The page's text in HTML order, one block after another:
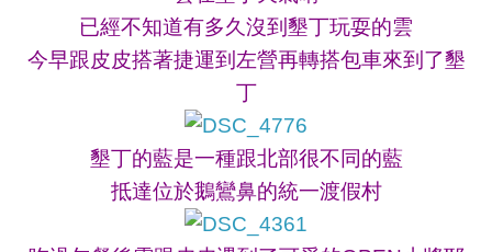
已經不知道有多久沒到墾丁玩耍的雲
今早跟皮皮搭著捷運到左營再轉搭包車來到了墾
丁
墾丁的藍是一種跟北部很不同的藍
抵達位於鵝鸞鼻的統一渡假村